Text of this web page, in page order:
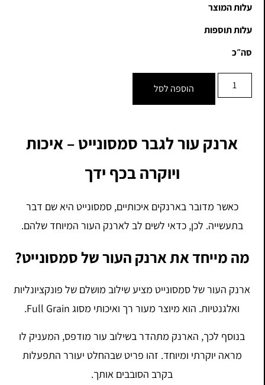
עלות המוצר
עלות תוספות
סה״כ
הוספה לסל
ארנק עור לגבר סמסונייט – איכות
ויוקרה בכף ידך
כאשר מדובר בארנקים איכותיים, סמסונייט היא שם דבר
בתעשייה. לכן, כדאי לשים לב לארנק העור המיוחד שלהם.
מה מייחד את ארנק העור של סמסונייט?
ארנק העור של סמסונייט מציע שילוב מושלם של פונקציונליות
ואלגנטיות. הוא מיוצר מעור רך ואיכותי מסוג Full Grain.
בנוסף לכך, הארנק מתהדר בשילוב עור מודפס, המעניק לו
מראה יוקרתי ומיוחד. זהו פריט שבהחלט יעורר התפעלות
בקרב הסובבים אותך.